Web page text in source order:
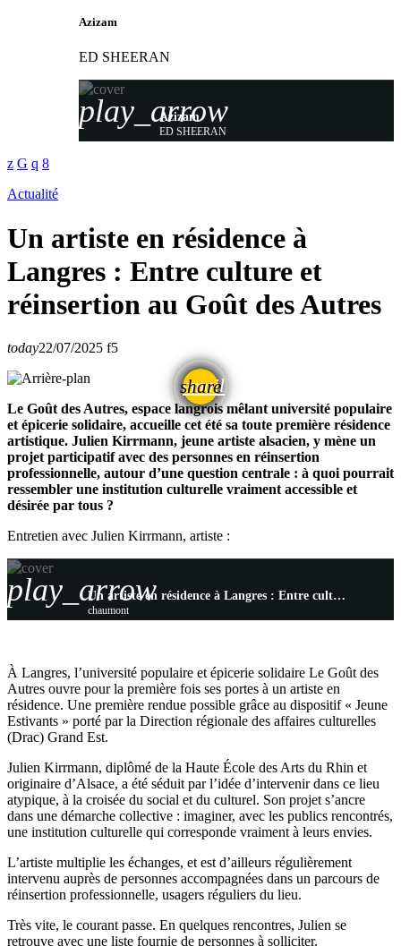
Azizam
ED SHEERAN
play_arrow
Azizam
ED SHEERAN
Actualité
Un artiste en résidence à
Langres : Entre culture et
réinsertion au Goût des Autres
today22/07/2025 5
share
email
Le Goût des Autres, espace langrois mêlant université populaire
et épicerie solidaire, accueille cet été sa toute première résidence
artistique. Julien Kirrmann, jeune artiste alsacien, y mène un
projet participatif avec des personnes en réinsertion
professionnelle, autour d’une question centrale : à quoi pourrait
ressembler une institution culturelle vraiment accessible et
désirée par tous ?
Entretien avec Julien Kirrmann, artiste :
play_arrow Un artiste en résidence à Langres : Entre culture et réinsertion au Goût des Autres
chaumont
À Langres, l’université populaire et épicerie solidaire Le Goût des
Autres ouvre pour la première fois ses portes à un artiste en
résidence. Une première rendue possible grâce au dispositif « Jeune
Estivants » porté par la Direction régionale des affaires culturelles
(Drac) Grand Est.
Julien Kirrmann, diplômé de la Haute École des Arts du Rhin et
originaire d’Alsace, a été séduit par l’idée d’intervenir dans ce lieu
atypique, à la croisée du social et du culturel. Son projet s’ancre
dans une démarche collective : imaginer, avec les publics rencontrés,
une institution culturelle qui corresponde vraiment à leurs envies.
L’artiste multiplie les échanges, et est d’ailleurs régulièrement
intervenu auprès de personnes accompagnées dans un parcours de
réinsertion professionnelle, usagers réguliers du lieu.
Très vite, le courant passe. En quelques rencontres, Julien se
retrouve avec une liste fournie de personnes à solliciter.